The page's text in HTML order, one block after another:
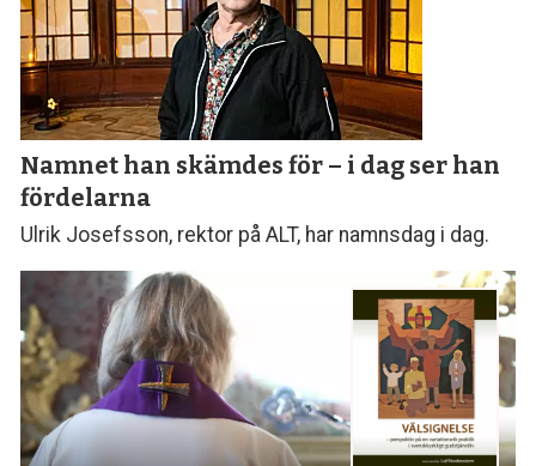
Namnet han skämdes för – i dag ser han
fördelarna
Ulrik Josefsson, rektor på ALT, har namnsdag i dag.